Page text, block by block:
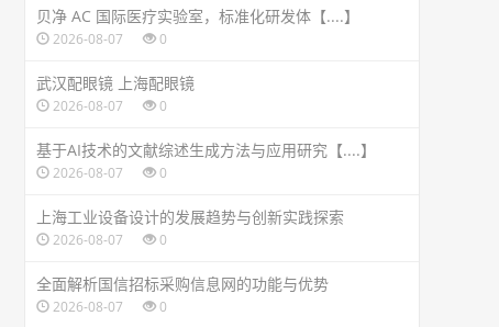
贝净 AC 国际医疗实验室，标准化研发体【....】
2026-08-07 0
武汉配眼镜 上海配眼镜
2026-08-07 0
基于AI技术的文献综述生成方法与应用研究【....】
2026-08-07 0
上海工业设备设计的发展趋势与创新实践探索
2026-08-07 0
全面解析国信招标采购信息网的功能与优势
2026-08-07 0